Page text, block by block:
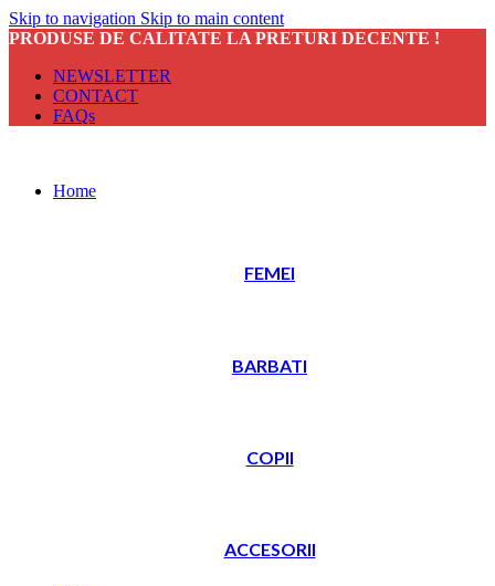
Skip to navigation Skip to main content
PRODUSE DE CALITATE LA PRETURI DECENTE !
NEWSLETTER
CONTACT
FAQs
Home
FEMEI
BARBATI
COPII
ACCESORII